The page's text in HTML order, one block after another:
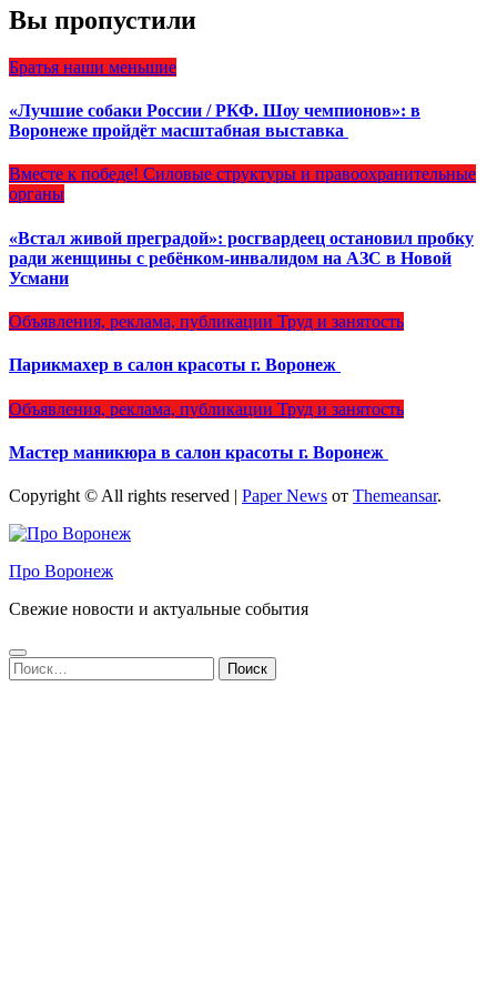
Вы пропустили
Братья наши меньшие
«Лучшие собаки России / РКФ. Шоу чемпионов»: в
Воронеже пройдёт масштабная выставка
Вместе к победе! Силовые структуры и правоохранительные
органы
«Встал живой преградой»: росгвардеец остановил пробку
ради женщины с ребёнком-инвалидом на АЗС в Новой
Усмани
Объявления, реклама, публикации Труд и занятость
Парикмахер в салон красоты г. Воронеж
Объявления, реклама, публикации Труд и занятость
Мастер маникюра в салон красоты г. Воронеж
Copyright © All rights reserved | Paper News от Themeansar.
Про Воронеж
Свежие новости и актуальные события
Найти: